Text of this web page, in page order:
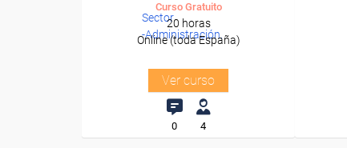
Sector
-Administración.
Curso Gratuito
20 horas
Online (toda España)
Ver curso
0 4